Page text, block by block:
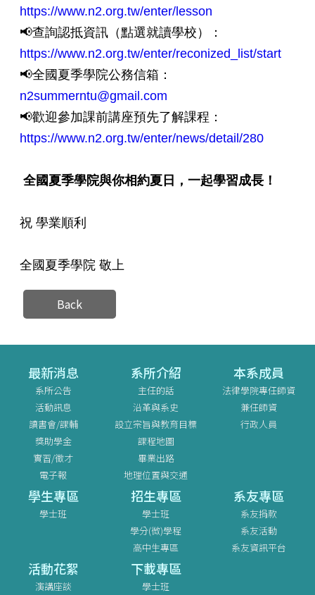
https://www.n2.org.tw/enter/lesson
📢查詢認抵資訊（點選就讀學校）：
https://www.n2.org.tw/enter/reconized_list/start
📢全國夏季學院公務信箱：
n2summerntu@gmail.com
📢歡迎參加課前講座預先了解課程：
https://www.n2.org.tw/enter/news/detail/280
全國夏季學院與你相約夏日，一起學習成長！
祝 學業順利
全國夏季學院 敬上
Back
最新消息
系所公告
活動訊息
讀書會/課輔
獎助學金
實習/徵才
電子報
系所介紹
主任的話
沿革與系史
設立宗旨與教育目標
課程地圖
畢業出路
地理位置與交通
本系成員
法律學院專任師資
兼任師資
行政人員
學生專區
學士班
招生專區
學士班
學分(微)學程
高中生專區
系友專區
系友捐款
系友活動
系友資訊平台
活動花絮
演講座談
下載專區
學士班